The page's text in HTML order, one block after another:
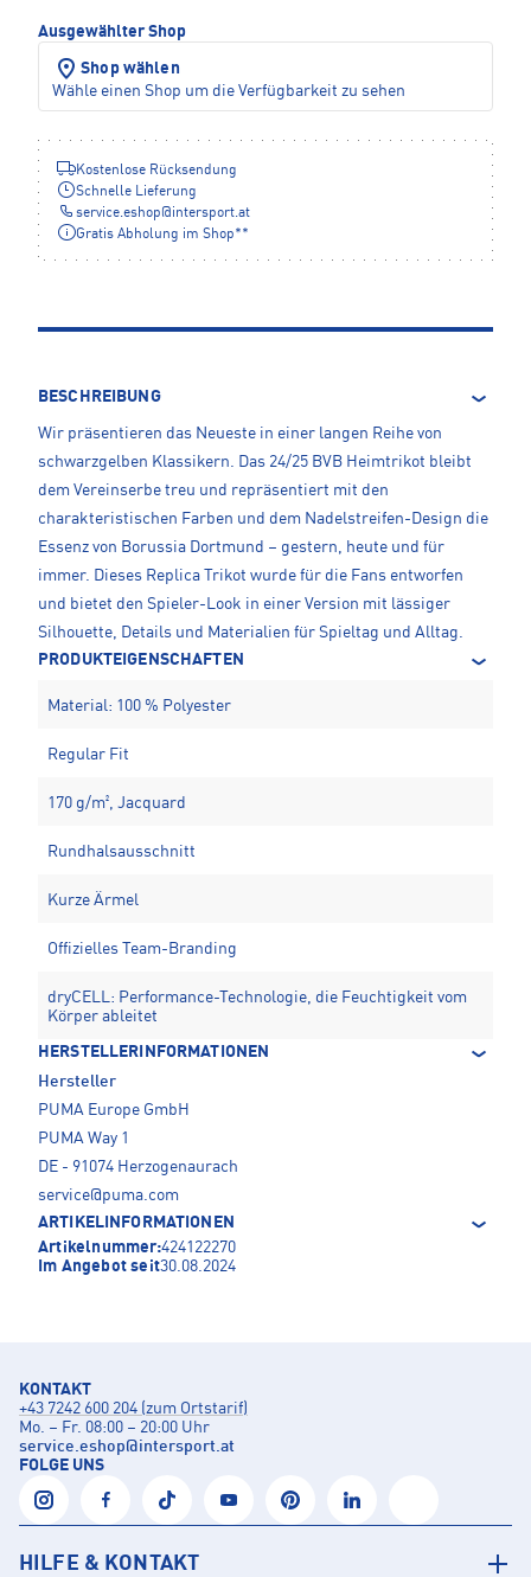
Ausgewählter Shop
Shop wählen
Wähle einen Shop um die Verfügbarkeit zu sehen
Kostenlose Rücksendung
Schnelle Lieferung
service.eshop@intersport.at
Gratis Abholung im Shop**
BESCHREIBUNG
Wir präsentieren das Neueste in einer langen Reihe von
schwarzgelben Klassikern. Das 24/25 BVB Heimtrikot bleibt
dem Vereinserbe treu und repräsentiert mit den
charakteristischen Farben und dem Nadelstreifen-Design die
Essenz von Borussia Dortmund – gestern, heute und für
immer. Dieses Replica Trikot wurde für die Fans entworfen
und bietet den Spieler-Look in einer Version mit lässiger
Silhouette, Details und Materialien für Spieltag und Alltag.
PRODUKTEIGENSCHAFTEN
Material: 100 % Polyester
Regular Fit
170 g/m², Jacquard
Rundhalsausschnitt
Kurze Ärmel
Offizielles Team-Branding
dryCELL: Performance-Technologie, die Feuchtigkeit vom
Körper ableitet
HERSTELLERINFORMATIONEN
Hersteller
PUMA Europe GmbH
PUMA Way 1
DE - 91074 Herzogenaurach
service@puma.com
ARTIKELINFORMATIONEN
Artikelnummer:424122270
Im Angebot seit30.08.2024
KONTAKT
+43 7242 600 204 (zum Ortstarif)
Mo. – Fr. 08:00 – 20:00 Uhr
service.eshop@intersport.at
FOLGE UNS
HILFE & KONTAKT